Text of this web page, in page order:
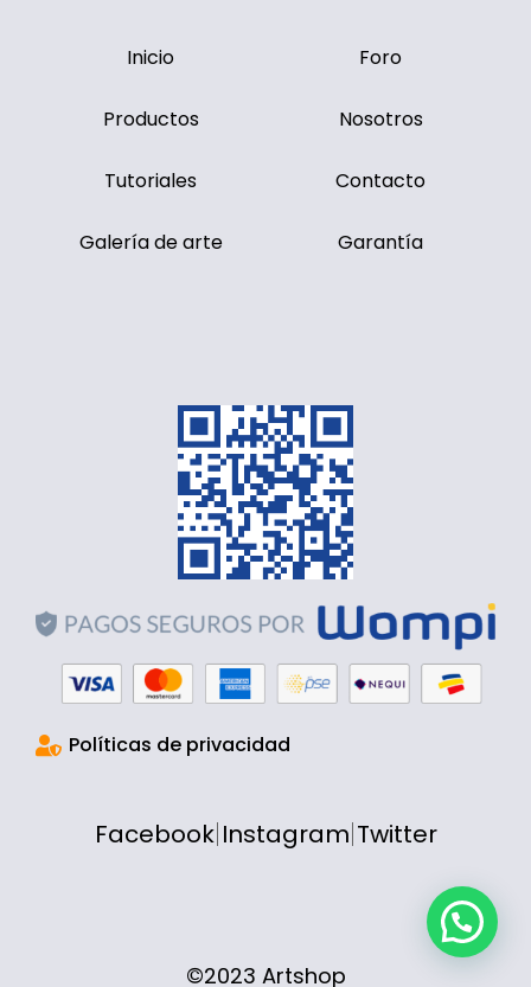
Inicio
Productos
Tutoriales
Galería de arte
Foro
Nosotros
Contacto
Garantía
Políticas de privacidad
Facebook Instagram Twitter
©2023 Artshop